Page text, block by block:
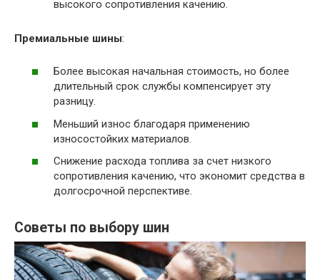
высокого сопротивления качению.
Премиальные шины:
Более высокая начальная стоимость, но более
длительный срок службы компенсирует эту
разницу.
Меньший износ благодаря применению
износостойких материалов.
Снижение расхода топлива за счет низкого
сопротивления качению, что экономит средства в
долгосрочной перспективе.
Советы по выбору шин